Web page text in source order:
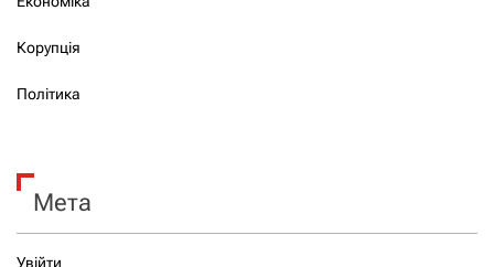
Корупція
Політика
Мета
Увійти